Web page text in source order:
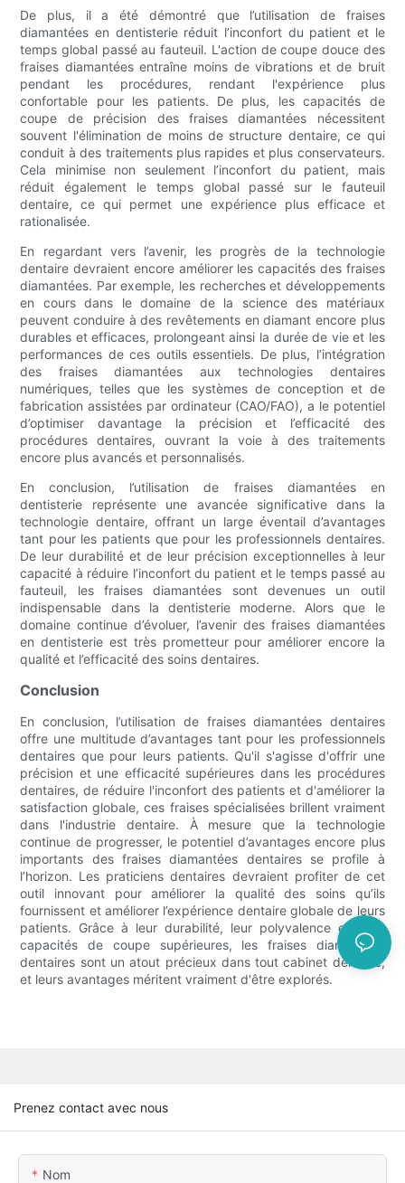
De plus, il a été démontré que l’utilisation de fraises
diamantées en dentisterie réduit l’inconfort du patient et le
temps global passé au fauteuil. L'action de coupe douce des
fraises diamantées entraîne moins de vibrations et de bruit
pendant les procédures, rendant l'expérience plus
confortable pour les patients. De plus, les capacités de
coupe de précision des fraises diamantées nécessitent
souvent l'élimination de moins de structure dentaire, ce qui
conduit à des traitements plus rapides et plus conservateurs.
Cela minimise non seulement l’inconfort du patient, mais
réduit également le temps global passé sur le fauteuil
dentaire, ce qui permet une expérience plus efficace et
rationalisée.
En regardant vers l’avenir, les progrès de la technologie
dentaire devraient encore améliorer les capacités des fraises
diamantées. Par exemple, les recherches et développements
en cours dans le domaine de la science des matériaux
peuvent conduire à des revêtements en diamant encore plus
durables et efficaces, prolongeant ainsi la durée de vie et les
performances de ces outils essentiels. De plus, l’intégration
des fraises diamantées aux technologies dentaires
numériques, telles que les systèmes de conception et de
fabrication assistées par ordinateur (CAO/FAO), a le potentiel
d’optimiser davantage la précision et l’efficacité des
procédures dentaires, ouvrant la voie à des traitements
encore plus avancés et personnalisés.
En conclusion, l’utilisation de fraises diamantées en
dentisterie représente une avancée significative dans la
technologie dentaire, offrant un large éventail d’avantages
tant pour les patients que pour les professionnels dentaires.
De leur durabilité et de leur précision exceptionnelles à leur
capacité à réduire l’inconfort du patient et le temps passé au
fauteuil, les fraises diamantées sont devenues un outil
indispensable dans la dentisterie moderne. Alors que le
domaine continue d’évoluer, l’avenir des fraises diamantées
en dentisterie est très prometteur pour améliorer encore la
qualité et l’efficacité des soins dentaires.
Conclusion
En conclusion, l’utilisation de fraises diamantées dentaires
offre une multitude d’avantages tant pour les professionnels
dentaires que pour leurs patients. Qu'il s'agisse d'offrir une
précision et une efficacité supérieures dans les procédures
dentaires, de réduire l'inconfort des patients et d'améliorer la
satisfaction globale, ces fraises spécialisées brillent vraiment
dans l'industrie dentaire. À mesure que la technologie
continue de progresser, le potentiel d’avantages encore plus
importants des fraises diamantées dentaires se profile à
l’horizon. Les praticiens dentaires devraient profiter de cet
outil innovant pour améliorer la qualité des soins qu’ils
fournissent et améliorer l’expérience dentaire globale de leurs
patients. Grâce à leur durabilité, leur polyvalence et leurs
capacités de coupe supérieures, les fraises diamantées
dentaires sont un atout précieux dans tout cabinet dentaire,
et leurs avantages méritent vraiment d'être explorés.
Prenez contact avec nous
Nom